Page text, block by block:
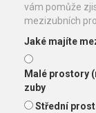
vám pomůže
mezizubních
Jaké majíte
Malé prostory
zuby
Střední